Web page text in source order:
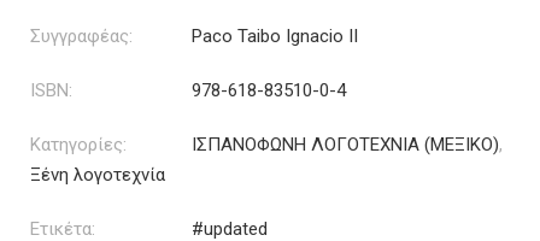
Συγγραφέας: Paco Taibo Ignacio II
ISBN: 978-618-83510-0-4
Κατηγορίες: ΙΣΠΑΝΟΦΩΝΗ ΛΟΓΟΤΕΧΝΙΑ (ΜΕΞΙΚΟ),
Ξένη λογοτεχνία
Ετικέτα: #updated